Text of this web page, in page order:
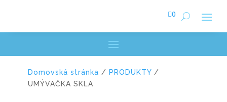
0
Domovská stránka / PRODUKTY /
UMÝVAČKA SKLA